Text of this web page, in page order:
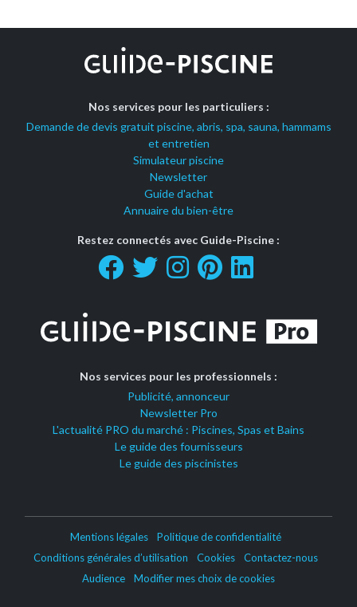
Nos services pour les particuliers :
Demande de devis gratuit piscine, abris, spa, sauna, hammams
et entretien
Simulateur piscine
Newsletter
Guide d'achat
Annuaire du bien-être
Restez connectés avec Guide-Piscine :
Nos services pour les professionnels :
Publicité, annonceur
Newsletter Pro
L'actualité PRO du marché : Piscines, Spas et Bains
Le guide des fournisseurs
Le guide des piscinistes
Mentions légales
Politique de confidentialité
Conditions générales d’utilisation
Cookies
Contactez-nous
Audience
Modifier mes choix de cookies